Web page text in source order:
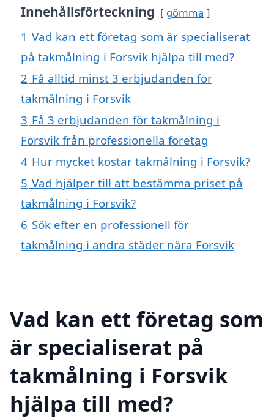
Innehållsförteckning gömma
1 Vad kan ett företag som är specialiserat
på takmålning i Forsvik hjälpa till med?
2 Få alltid minst 3 erbjudanden för
takmålning i Forsvik
3 Få 3 erbjudanden för takmålning i
Forsvik från professionella företag
4 Hur mycket kostar takmålning i Forsvik?
5 Vad hjälper till att bestämma priset på
takmålning i Forsvik?
6 Sök efter en professionell för
takmålning i andra städer nära Forsvik
Vad kan ett företag som
är specialiserat på
takmålning i Forsvik
hjälpa till med?